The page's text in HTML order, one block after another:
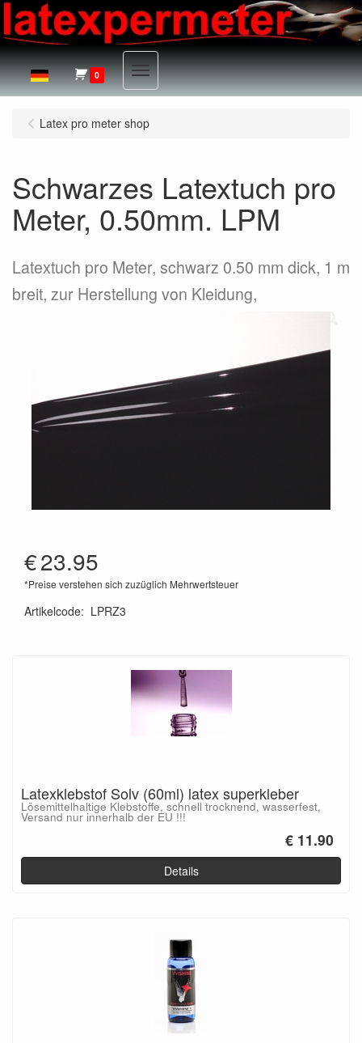
0 Menu
Latex pro meter shop
Schwarzes Latextuch pro
Meter, 0.50mm. LPM
Latextuch pro Meter, schwarz 0.50 mm dick, 1 m
breit, zur Herstellung von Kleidung,
€23.95
*Preise verstehen sich zuzüglich Mehrwertsteuer
Artikelcode: LPRZ3
Latexklebstof Solv (60ml) latex superkleber
Lösemittelhaltige Klebstoffe, schnell trocknend, wasserfest,
Versand nur innerhalb der EU !!!
€ 11.90
Details